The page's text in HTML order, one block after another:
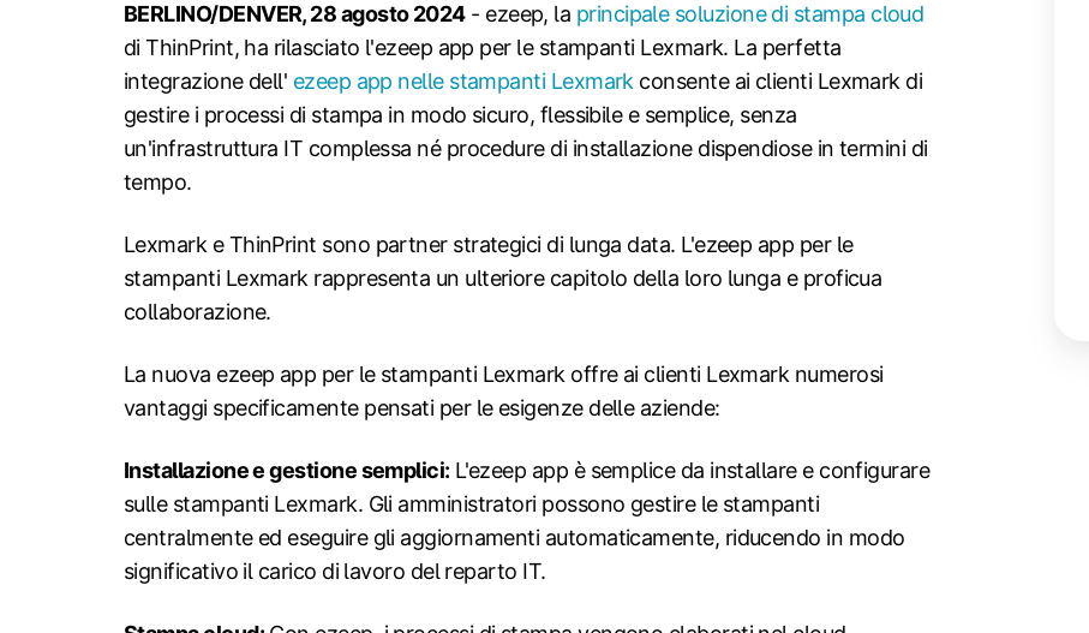
BERLINO/DENVER, 28 agosto 2024- ezeep, la principale soluzione di stampa cloud
di ThinPrint, ha rilasciato l'ezeep app per le stampanti Lexmark. La perfetta
integrazione dell' ezeep app nelle stampanti Lexmark consente ai clienti Lexmark di
gestire i processi di stampa in modo sicuro, flessibile e semplice, senza
un'infrastruttura IT complessa né procedure di installazione dispendiose in termini di
tempo.
Lexmark e ThinPrint sono partner strategici di lunga data. L'ezeep app per le
stampanti Lexmark rappresenta un ulteriore capitolo della loro lunga e proficua
collaborazione.
La nuova ezeep app per le stampanti Lexmark offre ai clienti Lexmark numerosi
vantaggi specificamente pensati per le esigenze delle aziende:
Installazione e gestione semplici: L'ezeep app è semplice da installare e configurare
sulle stampanti Lexmark. Gli amministratori possono gestire le stampanti
centralmente ed eseguire gli aggiornamenti automaticamente, riducendo in modo
significativo il carico di lavoro del reparto IT.